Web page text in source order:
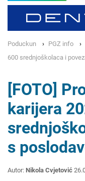
Poduckun PGZ info
600 srednjoškolaca i
[FOTO]
karijera
s
Autor: Nikola Cvjetović